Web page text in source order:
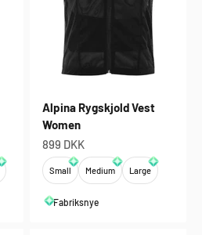
Alpina Rygskjold Vest
Women
Salgspris
899 DKK
Small Medium Large
Fabriksnye